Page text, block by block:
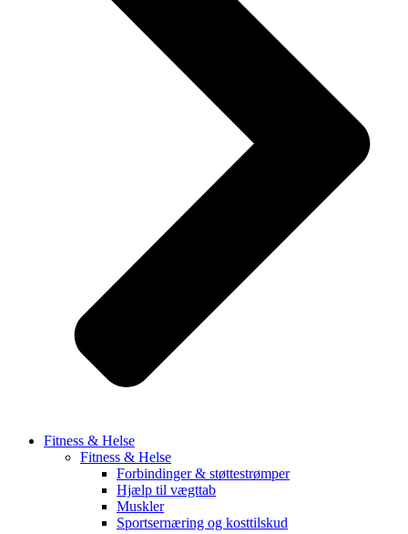
Fitness & Helse
Fitness & Helse
Forbindinger & støttestrømper
Hjælp til vægttab
Muskler
Sportsernæring og kosttilskud